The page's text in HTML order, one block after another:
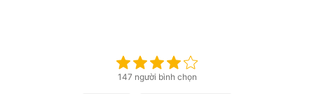
147 người bình chọn